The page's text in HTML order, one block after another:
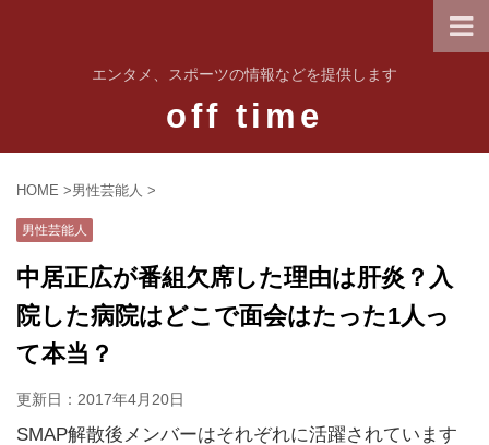
エンタメ、スポーツの情報などを提供します
off time
HOME >男性芸能人 >
男性芸能人
中居正広が番組欠席した理由は肝炎？入
院した病院はどこで面会はたった1人っ
て本当？
更新日： 2017年4月20日
SMAP解散後メンバーはそれぞれに活躍されています